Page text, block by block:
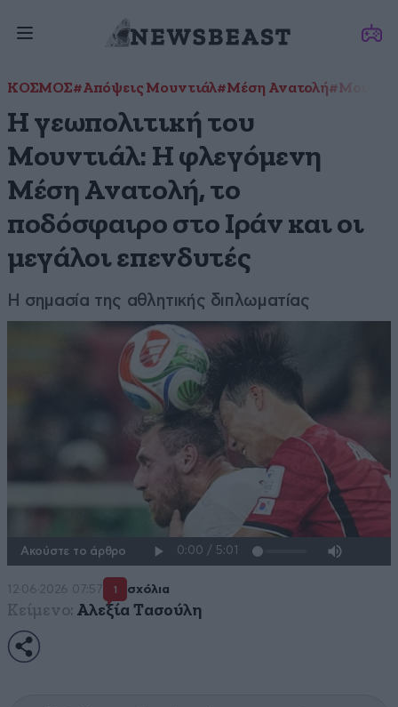
ΚΟΣΜΟΣ#Απόψεις Μουντιάλ#Μέση Ανατολή
Η γεωπολιτική του
Μουντιάλ: Η φλεγόμενη
Μέση Ανατολή, το
ποδόσφαιρο στο Ιράν και οι
μεγάλοι επενδυτές
Η σημασία της αθλητικής διπλωματίας
Ακούστε το άρθρο
12·06·2026 07:57 1 σχόλια
Κείμενο: Αλεξία Τασούλη